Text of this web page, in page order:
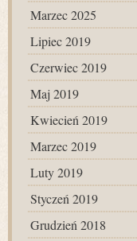
Marzec 2025
Lipiec 2019
Czerwiec 2019
Maj 2019
Kwiecień 2019
Marzec 2019
Luty 2019
Styczeń 2019
Grudzień 2018